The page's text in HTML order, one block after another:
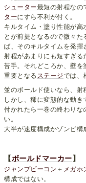
シューター最短の射程なの
ターにすら不利が付く。
キルタイム・塗り性能が高
とが前提となるので微々
ば、そのキルタイムを発揮
射程があまりにも短すぎる
苦手。それどころか、壁を
重要となる ステージでは、
並のボールド使いなら、射
しかし、稀に変態的な動
付かれたら一巻の終わりな
い。
大半が速度構成かゾンビ構
【ボールドマーカー】
ジャンプビーコン ＋ メガホ
構成ではない。